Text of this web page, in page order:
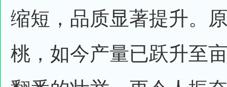
缩短，品质显著提升。
桃，如今产量已跃升至